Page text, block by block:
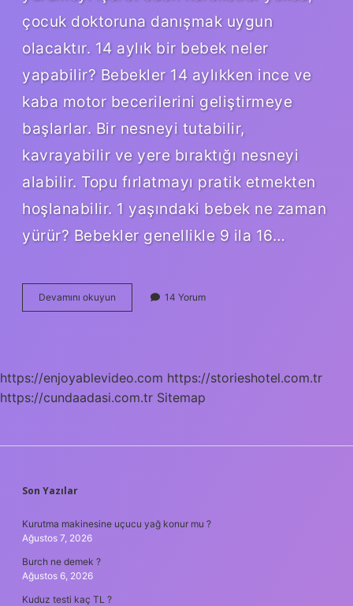
çocuk doktoruna danışmak uygun
olacaktır. 14 aylık bir bebek neler
yapabilir? Bebekler 14 aylıkken ince ve
kaba motor becerilerini geliştirmeye
başlarlar. Bir nesneyi tutabilir,
kavrayabilir ve yere bıraktığı nesneyi
alabilir. Topu fırlatmayı pratik etmekten
hoşlanabilir. 1 yaşındaki bebek ne zaman
yürür? Bebekler genellikle 9 ila 16…
Devamını okuyun
Aylık
14 Yorum
https://enjoyablevideo.com https://storieshotel.com.tr
https://cundaadasi.com.tr Sitemap
SIDEBAR
Son Yazılar
Kurutma makinesine uçucu yağ konur mu ?
Ağustos 7, 2026
Burch ne demek ?
Ağustos 6, 2026
Kuduz testi kaç TL ?